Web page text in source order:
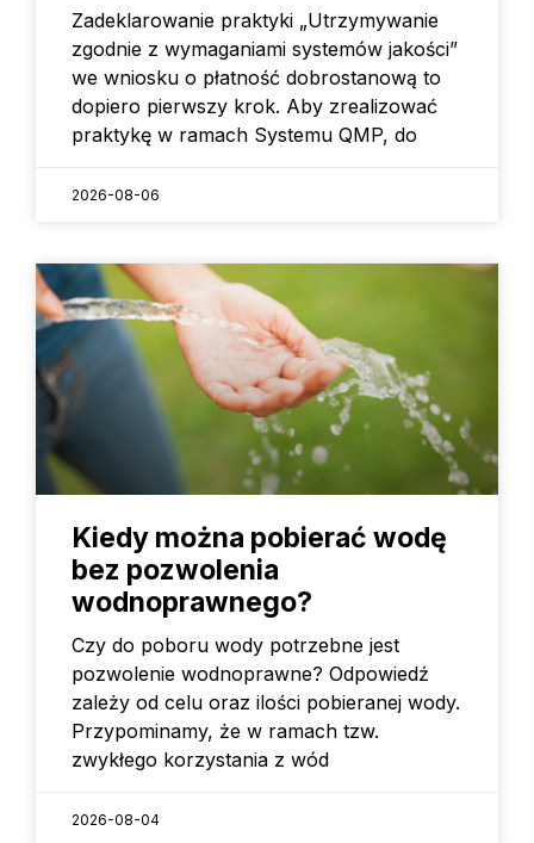
Zadeklarowanie praktyki „Utrzymywanie
zgodnie z wymaganiami systemów jakości”
we wniosku o płatność dobrostanową to
dopiero pierwszy krok. Aby zrealizować
praktykę w ramach Systemu QMP, do
2026-08-06
Kiedy można pobierać wodę
bez pozwolenia
wodnoprawnego?
Czy do poboru wody potrzebne jest
pozwolenie wodnoprawne? Odpowiedź
zależy od celu oraz ilości pobieranej wody.
Przypominamy, że w ramach tzw.
zwykłego korzystania z wód
2026-08-04